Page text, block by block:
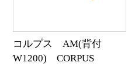
コルプス AM(背付
W1200) CORPUS